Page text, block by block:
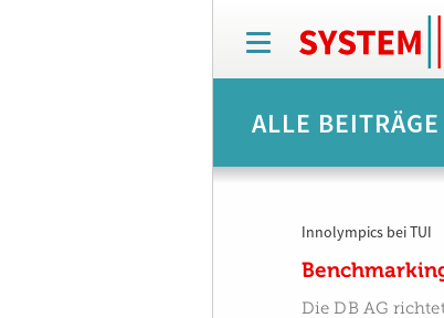
T
o
g
l
n
ALLE
Innolympics bei TUI
Die DB AG